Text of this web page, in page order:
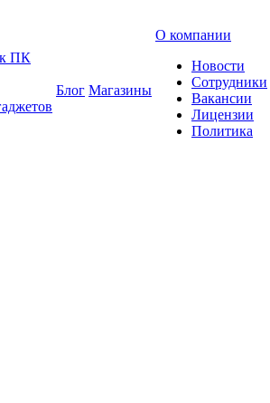
к ПК
Блог Магазины
О компании
Новости
Сотрудники
Вакансии
Лицензии
Политика